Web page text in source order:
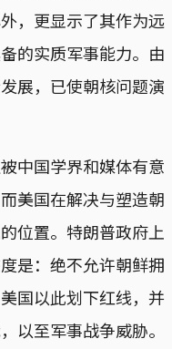
，更显示了其作为远
的实质军事能力。由
展，已使朝核问题演
中国学界和媒体有意
美国在解决与塑造朝
位置。特朗普政府上
是：绝不允许朝鲜拥
国以此划下红线，并
以至军事战争威胁。